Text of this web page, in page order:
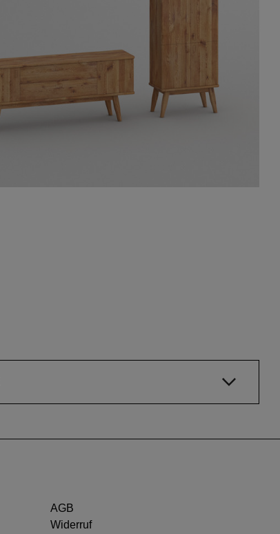
AGB
Widerruf